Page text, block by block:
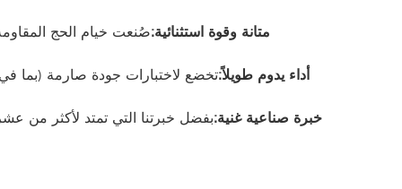
2. متانة وقوة استثنائية:صُنعت خيام الحج
3. أداء يدوم طويلاً:تخضع لاختبارات جودة صارمة (بما
4. خبرة صناعية غنية:بفضل خبرتنا التي تمتد لأكثر من